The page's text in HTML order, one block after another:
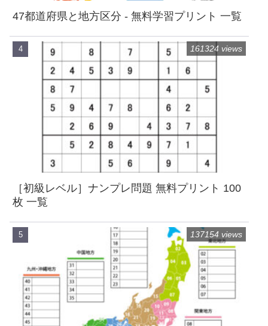
47都道府県と地方区分 - 無料学習プリント 一覧
［初級レベル］ナンプレ問題 無料プリント 100
枚 一覧
161324 views
137154 views